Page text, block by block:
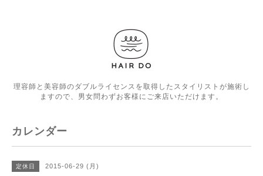
理容師と美容師のダブルライセンスを取得したスタイリストが施術し
ますので、男女問わずお客様にご来店いただけます。
カレンダー
定休日 2015-06-29 (月)